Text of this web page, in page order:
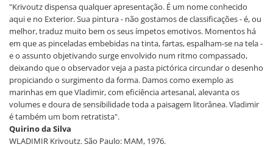
"Krivoutz dispensa qualquer apresentação. É um nome conhecido
aqui e no Exterior. Sua pintura - não gostamos de classificações - é, ou
melhor, traduz muito bem os seus ímpetos emotivos. Momentos há
em que as pinceladas embebidas na tinta, fartas, espalham-se na tela -
e o assunto objetivando surge envolvido num ritmo compassado,
deixando que o observador veja a pasta pictórica circundar o desenho
propiciando o surgimento da forma. Damos como exemplo as
marinhas em que Vladimir, com eficiência artesanal, alevanta os
volumes e doura de sensibilidade toda a paisagem litorânea. Vladimir
é também um bom retratista".
Quirino da Silva
WLADIMIR Krivoutz. São Paulo: MAM, 1976.